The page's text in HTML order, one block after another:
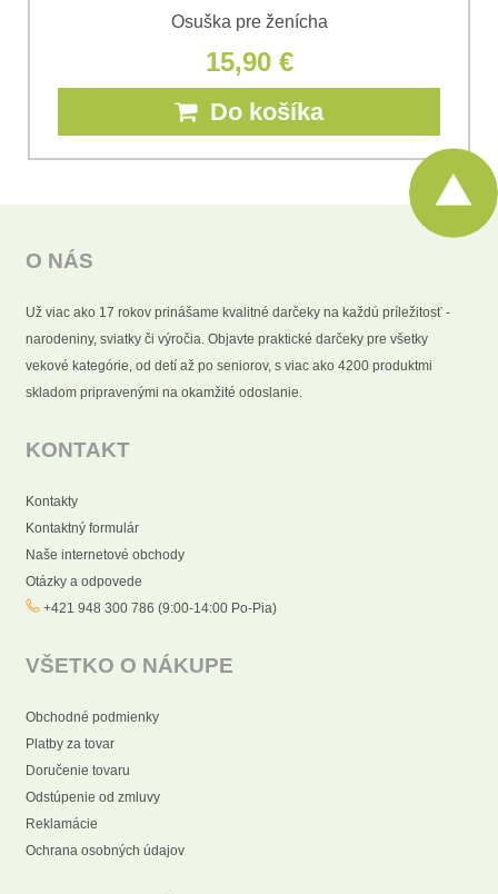
Osuška pre ženícha
15,90 €
Do košíka
O NÁS
Už viac ako 17 rokov prinášame kvalitné darčeky na každú príležitosť -
narodeniny, sviatky či výročia. Objavte praktické darčeky pre všetky
vekové kategórie, od detí až po seniorov, s viac ako 4200 produktmi
skladom pripravenými na okamžité odoslanie.
KONTAKT
Kontakty
Kontaktný formulár
Naše internetové obchody
Otázky a odpovede
+421 948 300 786 (9:00-14:00 Po-Pia)
VŠETKO O NÁKUPE
Obchodné podmienky
Platby za tovar
Doručenie tovaru
Odstúpenie od zmluvy
Reklamácie
Ochrana osobných údajov